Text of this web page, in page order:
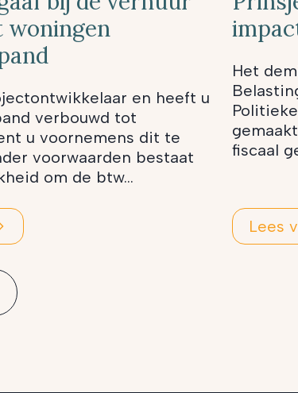
woningen
en heeft u
verbouwd tot
u voornemens dit te
voorwaarden bestaat
om de btw...
Het
fiscaal
Lees